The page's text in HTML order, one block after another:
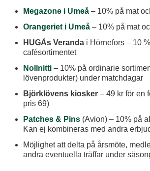
Megazone i Umeå – 10% på mat
Orangeriet i Umeå – 10% på mat
HUGÅs Veranda i Hörnefors – 10
cafésortimentet
Nollnitti – 10% på ordinarie
lövenprodukter) under matchdagar
Björklövens kiosker – 49 kr för en
pris 69)
Patches & Pins (Avion) – 10% på
Kan ej kombineras med andra
Möjlighet att delta på årsmöte,
andra eventuella träffar under